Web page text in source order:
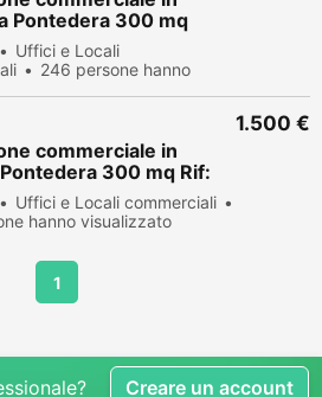
Pontedera 300 mq
Uffici e Locali
246 persone hanno
commerciale in
300 mq Rif:
Uffici e Locali commerciali
hanno visualizzato
1.500 €
1
Creare un account